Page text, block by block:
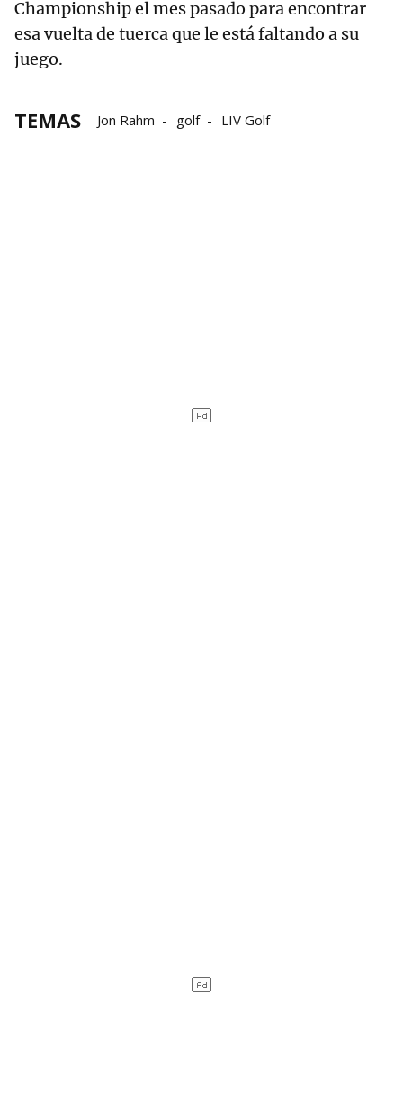
Championship el mes pasado para encontrar
esa vuelta de tuerca que le está faltando a su
juego.
TEMAS Jon Rahm golf LIV Golf